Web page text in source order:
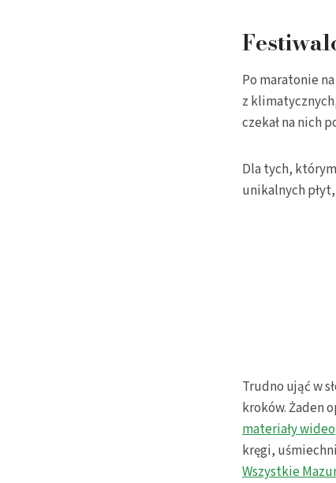
Po maratonie
z
czekał na nich
Dla tych,
unikalnych
Trudno ująć w
kroków. Żaden
materiały wideo
kręgi,
Wszystkie